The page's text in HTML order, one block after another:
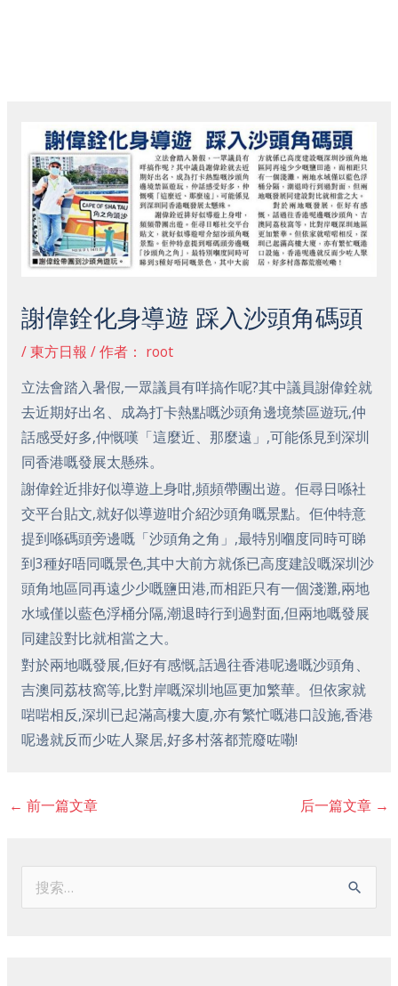
謝偉銓化身導遊 踩入沙頭角碼頭
/東方日報 / 作者： root
立法會踏入暑假,一眾議員有咩搞作呢?其中議員謝偉銓就
去近期好出名、成為打卡熱點嘅沙頭角邊境禁區遊玩,仲
話感受好多,仲慨嘆「這麼近、那麼遠」,可能係見到深圳
同香港嘅發展太懸殊。
謝偉銓近排好似導遊上身咁,頻頻帶團出遊。佢尋日喺社
交平台貼文,就好似導遊咁介紹沙頭角嘅景點。佢仲特意
提到喺碼頭旁邊嘅「沙頭角之角」,最特別嗰度同時可睇
到3種好唔同嘅景色,其中大前方就係已高度建設嘅深圳沙
頭角地區同再遠少少嘅鹽田港,而相距只有一個淺灘,兩地
水域僅以藍色浮桶分隔,潮退時行到過對面,但兩地嘅發展
同建設對比就相當之大。
對於兩地嘅發展,佢好有感慨,話過往香港呢邊嘅沙頭角、
吉澳同荔枝窩等,比對岸嘅深圳地區更加繁華。但依家就
啱啱相反,深圳已起滿高樓大廈,亦有繁忙嘅港口設施,香港
呢邊就反而少咗人聚居,好多村落都荒廢咗嘞!
← 前一篇文章 后一篇文章 →